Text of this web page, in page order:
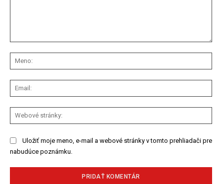
Uložiť moje meno, e-mail a webové stránky v tomto prehliadači pre
nabudúce poznámku.